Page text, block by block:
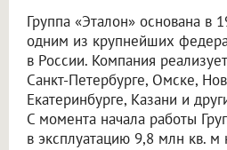
Группа «Эталон» основана в
одним из крупнейших
в России. Компания
Санкт-Петербурге, Омске,
Екатеринбурге, Казани и
С момента начала работы
в эксплуатацию 9,8 млн кв. м